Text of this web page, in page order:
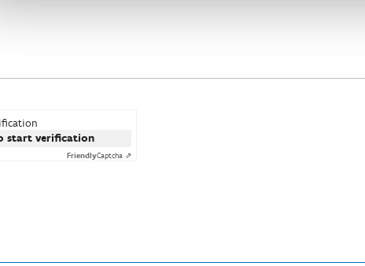
start verification
FriendlyCaptcha ⇗